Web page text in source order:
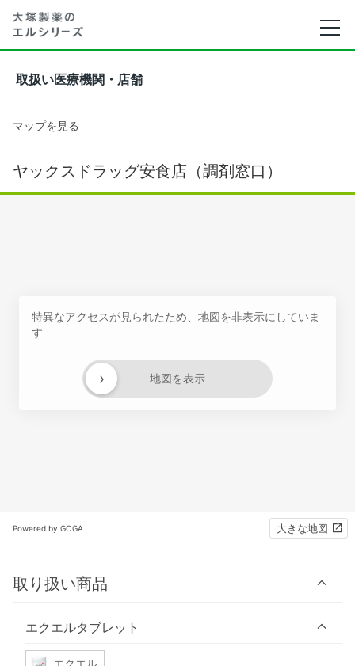
取扱い医療機関・店舗
マップを見る
ヤックスドラッグ安食店（調剤窓口）
特異なアクセスが見られたため、地図を非表示にしていま
す
地図を表示
›
Powered by GOGA 大きな地図
取り扱い商品
エクエルタブレット